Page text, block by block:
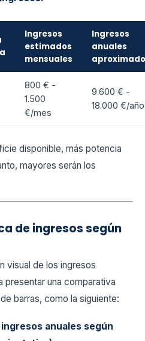
Ingresos
estimados
mensuales
Ingresos
anuales
800 € -
1.500
€/mes
9.600 € -
18.000 €/año
disponible, más potencia
mayores serán los
de ingresos según
visual de los ingresos
una comparativa
barras, como la siguiente:
anuales según